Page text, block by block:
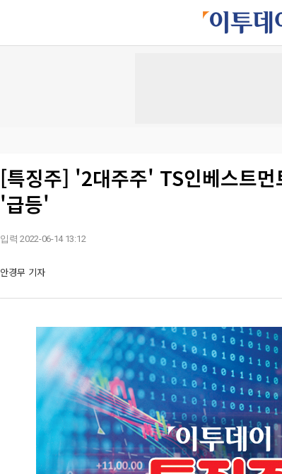
[특징주] '2대주주' TS인베스트먼
'급등'
입력 2022-06-14 13:12
안경무 기자